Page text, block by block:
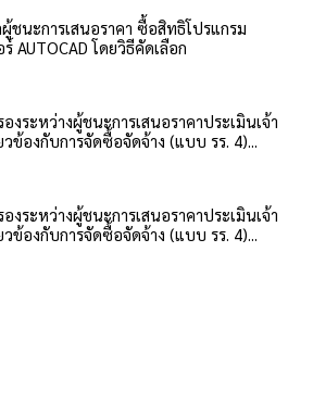
ชนะการเสนอราคา ซื้อสิทธิโปรแกรม
AUTOCAD โดยวิธีคัดเลือก
องระหว่างผู้ชนะการเสนอราคาประเมินเจ้า
ข้องกับการจัดซื้อจัดจ้าง (แบบ รร. 4)...
องระหว่างผู้ชนะการเสนอราคาประเมินเจ้า
ข้องกับการจัดซื้อจัดจ้าง (แบบ รร. 4)...